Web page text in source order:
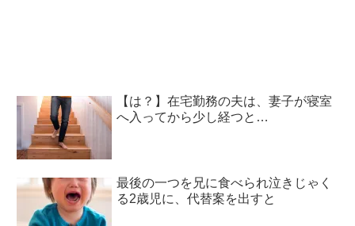
【は？】在宅勤務の夫は、妻子が寝室
へ入ってから少し経つと…
最後の一つを兄に食べられ泣きじゃく
る2歳児に、代替案を出すと